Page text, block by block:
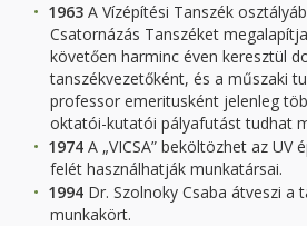
1963 A Vízépítési Tanszék
Csatornázás Tanszéket
követően harminc éven keresztül
tanszékvezetőként, és a műszaki
professor emeritusként jelenleg
oktatói-kutatói pályafutást tudhat
1974 A „VICSA” beköltözhet az UV
felét használhatják munkatársai.
1994 Dr. Szolnoky Csaba átveszi a
munkakört.